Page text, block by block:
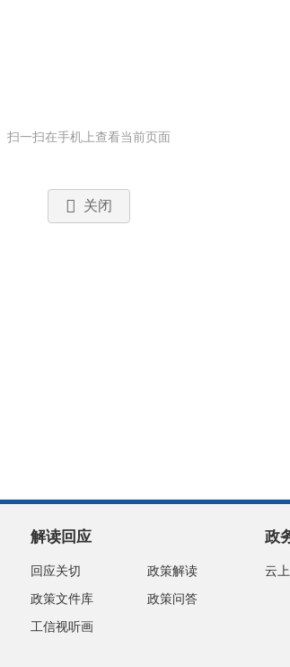
扫一扫在手机上查看当前页面
关闭
解读回应
回应关切 政策解读
政策文件库 政策问答
工信视听画
政
云